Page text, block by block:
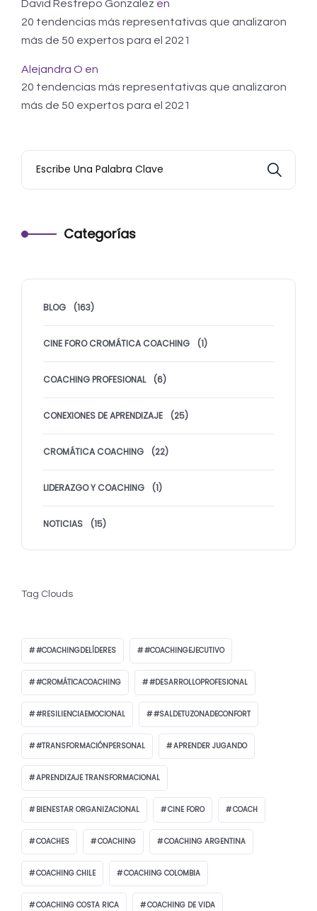
David Restrepo Gonzalez en
20 tendencias más representativas que analizaron
más de 50 expertos para el 2021
Alejandra O en
20 tendencias más representativas que analizaron
más de 50 expertos para el 2021
Categorías
BLOG (163)
CINE FORO CROMÁTICA COACHING (1)
COACHING PROFESIONAL (6)
CONEXIONES DE APRENDIZAJE (25)
CROMÁTICA COACHING (22)
LIDERAZGO Y COACHING (1)
NOTICIAS (15)
Tag Clouds
#COACHINGDELÍDERES #COACHINGEJECUTIVO
#CROMÁTICACOACHING #DESARROLLOPROFESIONAL
#RESILIENCIAEMOCIONAL #SALDETUZONADECONFORT
#TRANSFORMACIÓNPERSONAL APRENDER JUGANDO
APRENDIZAJE TRANSFORMACIONAL
BIENESTAR ORGANIZACIONAL CINE FORO COACH
COACHES COACHING COACHING ARGENTINA
COACHING CHILE COACHING COLOMBIA
COACHING COSTA RICA COACHING DE VIDA